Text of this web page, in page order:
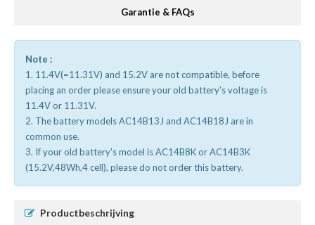
Garantie & FAQs
Note :
1. 11.4V(=11.31V) and 15.2V are not compatible, before
placing an order please ensure your old battery's voltage is
11.4V or 11.31V.
2. The battery models AC14B13J and AC14B18J are in
common use.
3. If your old battery's model is AC14B8K or AC14B3K
(15.2V,48Wh,4 cell), please do not order this battery.
Productbeschrijving